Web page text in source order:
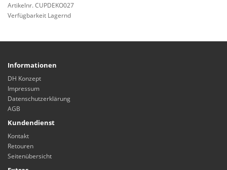
Artikelnr. CUPDEKO027
Verfügbarkeit Lagernd
Informationen
DH Konzept
Impressum
Datenschutzerklärung
AGB
Kundendienst
Kontakt
Retouren
Seitenübersicht